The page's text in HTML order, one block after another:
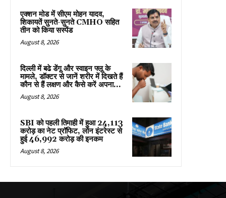
एक्शन मोड में सीएम मोहन यादव,
शिकायतें सुनते-सुनते CMHO सहित
तीन को किया सस्पेंड
August 8, 2026
दिल्ली में बढे डेंगू और स्वाइन फ्लू के
मामले, डॉक्टर से जानें शरीर में दिखते हैं
कौन से हैं लक्षण और कैसे करें अपना...
August 8, 2026
SBI को पहली तिमाही में हुआ ₹24,113
करोड़ का नेट प्रॉफिट, लोन इंटरेस्ट से
हुई ₹46,992 करोड़ की इनकम
August 8, 2026